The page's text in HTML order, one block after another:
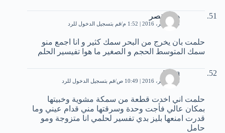
هاني نصر
15 نوفمبر، 2016 | 1:52 م قم بتسجيل الدخول للرد
حلمت بان يخرج من البحر سمك كثير و انا اجمع منو
سمك المتوسط الحجم و الصغير ما هوا تفيسير الحلم
Aziza
16 نوفمبر، 2016 | 10:49 ص قم بتسجيل الدخول للرد
حلمت اني اخدت قطعة من سمكة مشوية وخبيتها
بمكان عالي فأجت وحدة وسرقتها مني قدام عيني وما
قدرت امنعها بليز بدي تفسير لحلمي انا متزوجة ومو
حامل